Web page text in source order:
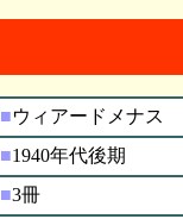
■ウィアードメナス
■1940年代後期
■3冊